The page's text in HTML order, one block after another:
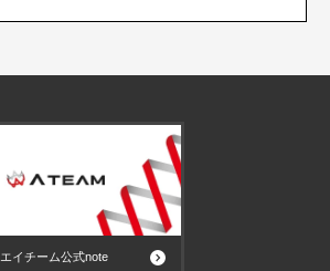
エイチーム公式note